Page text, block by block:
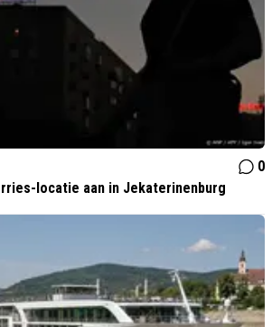
0
locatie aan in Jekaterinenburg